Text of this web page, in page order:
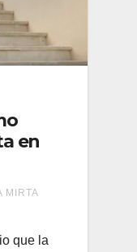
en
MIRTA
que la